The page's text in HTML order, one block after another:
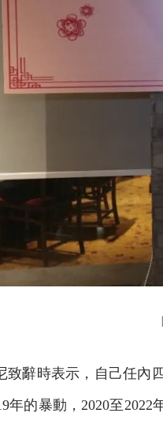
致辭時表示，自己任內
年的暴動，2020至